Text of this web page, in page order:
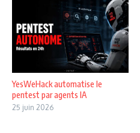
YesWeHack automatise le
pentest par agents IA
25 juin 2026